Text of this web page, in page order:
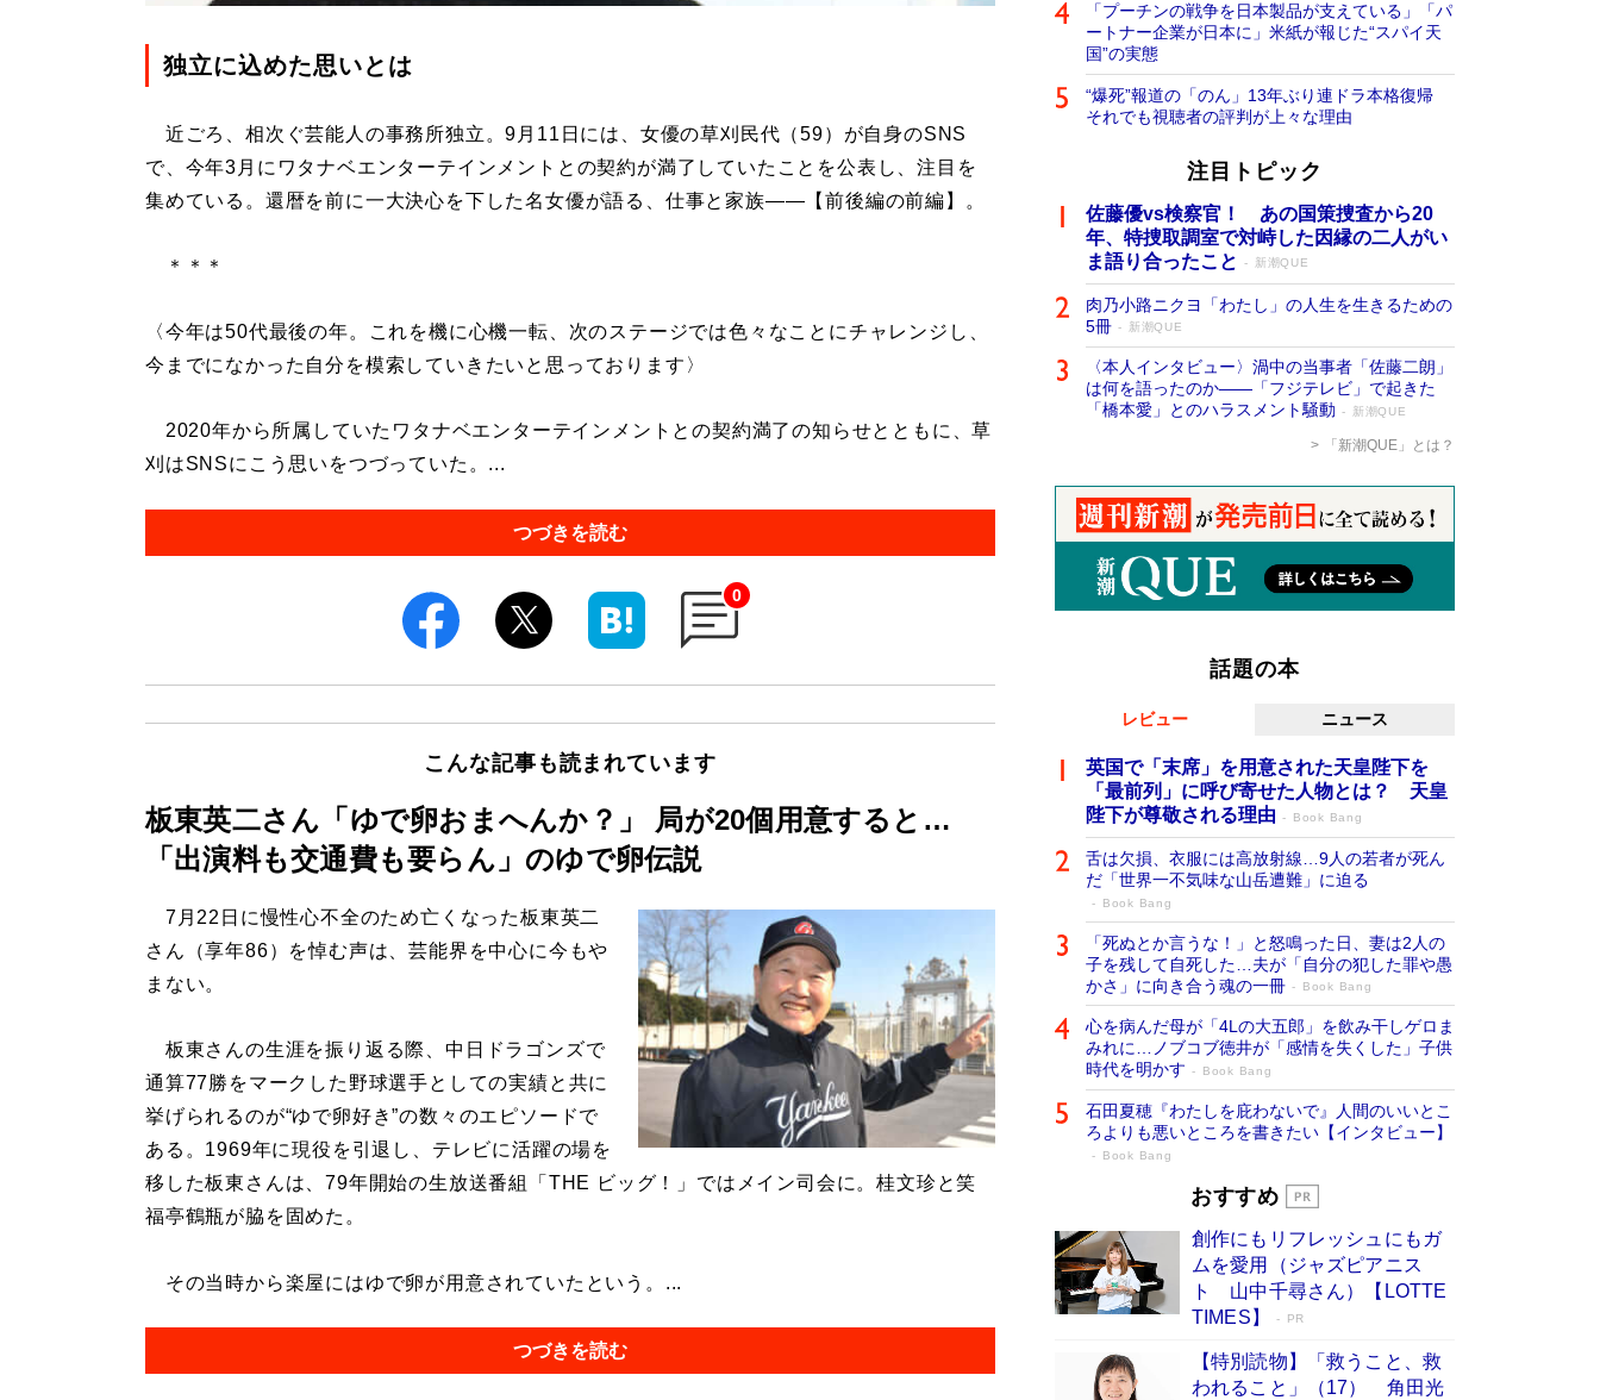
独立に込めた思いとは
近ごろ、相次ぐ芸能人の事務所独立。9月11日には、女優の草刈民代（59）が自身のSNS
で、今年3月にワタナベエンターテインメントとの契約が満了していたことを公表し、注目を
集めている。還暦を前に一大決心を下した名女優が語る、仕事と家族――【前後編の前編】。
＊＊＊
〈今年は50代最後の年。これを機に心機一転、次のステージでは色々なことにチャレンジし、
今までになかった自分を模索していきたいと思っております〉
2020年から所属していたワタナベエンターテインメントとの契約満了の知らせとともに、草
刈はSNSにこう思いをつづっていた。...
つづきを読む
0
こんな記事も読まれています
板東英二さん「ゆで卵おまへんか？」 局が20個用意すると…
「出演料も交通費も要らん」のゆで卵伝説
7月22日に慢性心不全のため亡くなった板東英二
さん（享年86）を悼む声は、芸能界を中心に今もや
まない。
板東さんの生涯を振り返る際、中日ドラゴンズで
通算77勝をマークした野球選手としての実績と共に
挙げられるのが“ゆで卵好き”の数々のエピソードで
ある。1969年に現役を引退し、テレビに活躍の場を
移した板東さんは、79年開始の生放送番組「THE ビッグ！」ではメイン司会に。桂文珍と笑
福亭鶴瓶が脇を固めた。
その当時から楽屋にはゆで卵が用意されていたという。...
つづきを読む
「プーチンの戦争を日本製品が支えている」「パ
ートナー企業が日本に」米紙が報じた“スパイ天
国”の実態
“爆死”報道の「のん」13年ぶり連ドラ本格復帰
それでも視聴者の評判が上々な理由
注目トピック
佐藤優vs検察官！ あの国策捜査から20
年、特捜取調室で対峙した因縁の二人がい
ま語り合ったこと
新潮QUE
肉乃小路ニクヨ「わたし」の人生を生きるための
5冊
新潮QUE
〈本人インタビュー〉渦中の当事者「佐藤二朗」
は何を語ったのか――「フジテレビ」で起きた
「橋本愛」とのハラスメント騒動
新潮QUE
「新潮QUE」とは？
話題の本
レビュー ニュース
英国で「末席」を用意された天皇陛下を
「最前列」に呼び寄せた人物とは？ 天皇
陛下が尊敬される理由
Book Bang
舌は欠損、衣服には高放射線…9人の若者が死ん
だ「世界一不気味な山岳遭難」に迫る
Book Bang
「死ぬとか言うな！」と怒鳴った日、妻は2人の
子を残して自死した…夫が「自分の犯した罪や愚
かさ」に向き合う魂の一冊
Book Bang
心を病んだ母が「4Lの大五郎」を飲み干しゲロま
みれに…ノブコブ徳井が「感情を失くした」子供
時代を明かす
Book Bang
石田夏穂『わたしを庇わないで』人間のいいとこ
ろよりも悪いところを書きたい【インタビュー】
Book Bang
「叱って伸びるやつは、褒めたらもっと伸
た“人を育てるコツ”…芸への考え方を明か
す
Book Bang
「『火垂るの墓』は、大嘘である」原作者が抱き
続けた“自責の念”とは…「自己憐憫は描きたくな
い」監督が徹底的にこだわったこと（後編） #
戦争の記憶
Book Bang
おすすめ
創作にもリフレッシュにもガ
ムを愛用（ジャズピアニス
ト 山中千尋さん）【LOTTE
TIMES】
PR
【特別読物】「救うこと、救
われること」（17） 角田光